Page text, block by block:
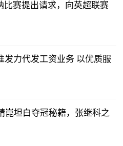
比赛提出请求，向英超联赛
发力代发工资业务 以优质服
崑坦白夺冠秘籍，张继科之